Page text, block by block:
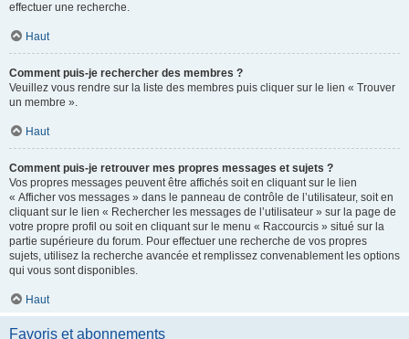
effectuer une recherche.
Haut
Comment puis-je rechercher des membres ?
Veuillez vous rendre sur la liste des membres puis cliquer sur le lien « Trouver
un membre ».
Haut
Comment puis-je retrouver mes propres messages et sujets ?
Vos propres messages peuvent être affichés soit en cliquant sur le lien
« Afficher vos messages » dans le panneau de contrôle de l’utilisateur, soit en
cliquant sur le lien « Rechercher les messages de l’utilisateur » sur la page de
votre propre profil ou soit en cliquant sur le menu « Raccourcis » situé sur la
partie supérieure du forum. Pour effectuer une recherche de vos propres
sujets, utilisez la recherche avancée et remplissez convenablement les options
qui vous sont disponibles.
Haut
Favoris et abonnements